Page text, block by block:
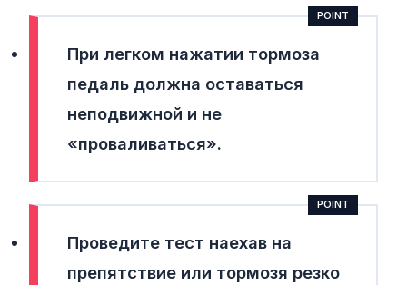
При легком нажатии тормоза
педаль должна оставаться
неподвижной и не
«проваливаться».
Проведите тест наехав на
препятствие или тормозя резко